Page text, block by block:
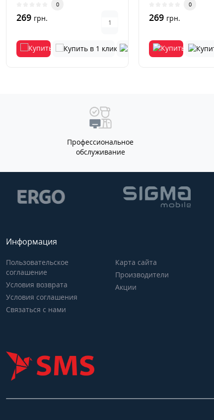
0
269 грн.
0
269 грн.
Профессиональное
обслуживание
Информация
Пользовательское
соглашение
Условия возврата
Условия соглашения
Связаться с нами
Карта сайта
Производители
Акции